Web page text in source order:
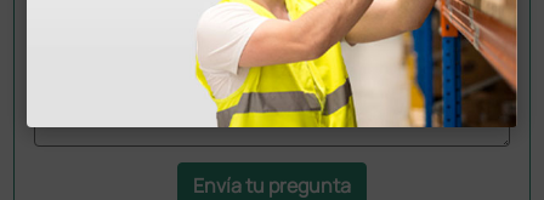
Envía tu pregunta